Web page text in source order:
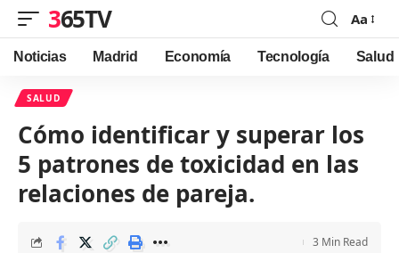
365TV
Font
Resizer
Aa
Noticias Madrid Economía Tecnología Salud
SALUD
Cómo identificar y superar los
5 patrones de toxicidad en las
relaciones de pareja.
3 Min Read